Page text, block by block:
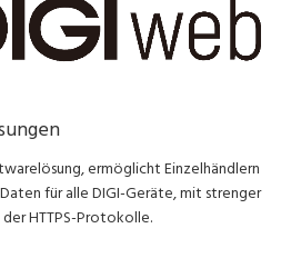
ermöglicht Einzelhändlern
für alle DIGI-Geräte, mit strenger
HTTPS-Protokolle.